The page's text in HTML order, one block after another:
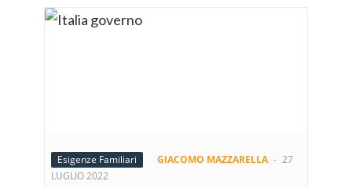
Esigenze Familiari GIACOMO MAZZARELLA - 27
LUGLIO 2022